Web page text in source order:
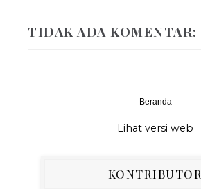
TIDAK ADA KOMENTAR:
Beranda
Lihat versi web
KONTRIBUTOR